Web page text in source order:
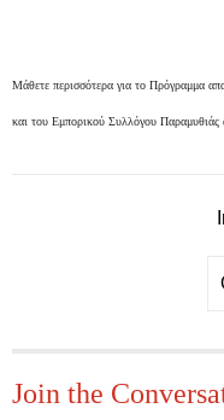
Μάθετε περισσότερα για το Πρόγραμμα
και του Εμπορικού Συλλόγου Παραμυθιάς
Join the